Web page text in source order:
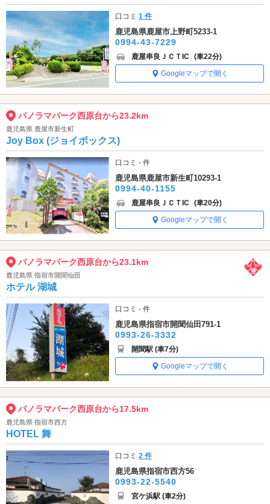
口コミ1 件
鹿児島県鹿屋市上野町5233-1
0994-43-7229
鹿屋串良ＪＣＴIC (車22分)
Googleマップで開く
パノラマパーク西原台から23.2km
鹿児島県 鹿屋市新生町
Joy Box (ジョイボックス)
口コミ - 件
鹿児島県鹿屋市新生町10293-1
0994-40-1155
鹿屋串良ＪＣＴIC (車20分)
Googleマップで開く
パノラマパーク西原台から23.1km
鹿児島県 指宿市開聞仙田
ホテル 湖城
口コミ - 件
鹿児島県指宿市開聞仙田791-1
0993-26-3332
開聞駅 (車7分)
Googleマップで開く
パノラマパーク西原台から17.5km
鹿児島県 指宿市西方
HOTEL 舞
口コミ2 件
鹿児島県指宿市西方56
0993-22-5540
宮ケ浜駅 (車2分)